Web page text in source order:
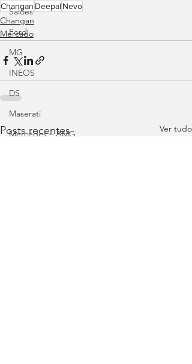
Salões
Ford
MG
INEOS
DS
Maserati
Mercedes – AMG
Changan Deepal Nevo
Changan
Mercado
Posts recentes Ver tudo